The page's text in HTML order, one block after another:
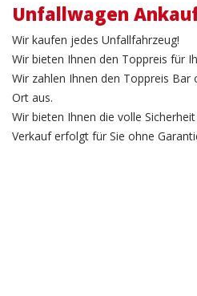
Unfallwagen
Wir kaufen jedes Unfallfahrzeug!
Wir bieten Ihnen den Toppreis für
Wir zahlen Ihnen den Toppreis
Ort aus.
Wir bieten Ihnen die volle
Verkauf erfolgt für Sie ohne